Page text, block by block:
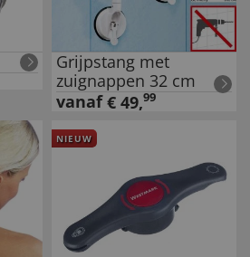
Grijpstang met
zuignappen 32 cm
vanaf € 49,99
NIEUW